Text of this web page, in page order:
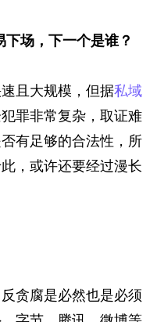
场，下一个是谁？
且大规模，但据私域
罪非常复杂，取证难
有足够的合法性，所
，或许还要经过漫长
贪腐是必然也是必须